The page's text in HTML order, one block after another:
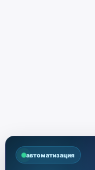
автоматизация